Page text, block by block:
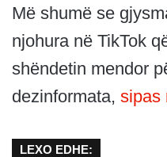
Më shumë se
njohura në TikTok
shëndetin mendor
dezinformata, sipas
LEXO EDHE: